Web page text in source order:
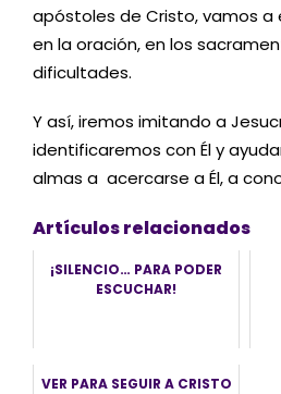
apóstoles de Cristo, vamos a
en la oración, en los
dificultades.
Y así, iremos imitando a
identificaremos con Él y
almas a acercarse a Él, a
Artículos relacionados
¡SILENCIO… PARA PODER
ESCUCHAR!
VER PARA SEGUIR A CRISTO